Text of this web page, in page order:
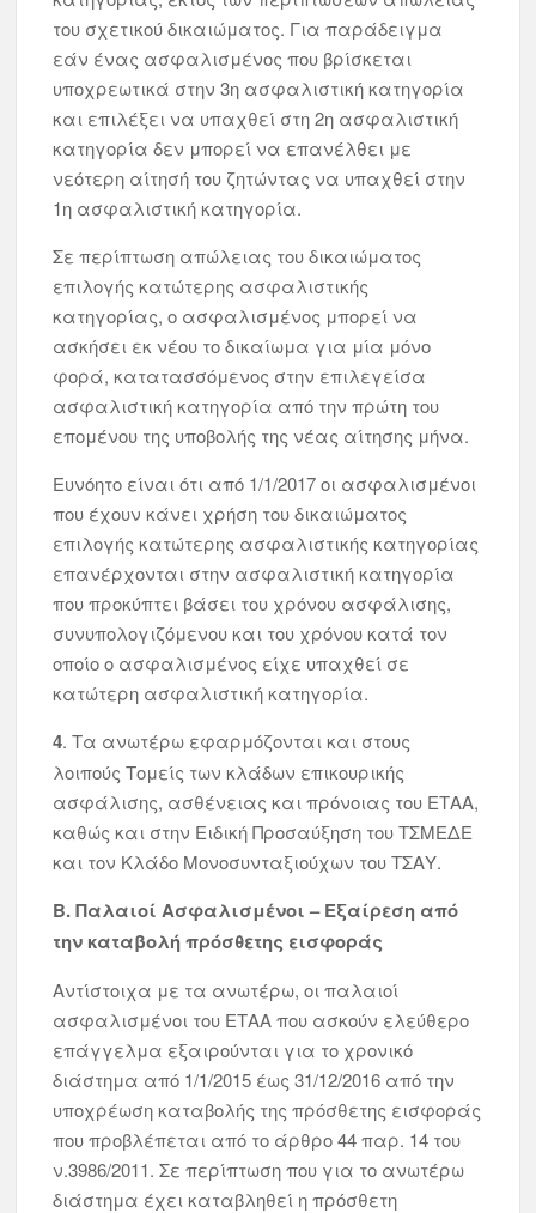
του σχετικού δικαιώματος. Για παράδειγμα
εάν ένας ασφαλισμένος που βρίσκεται
υποχρεωτικά στην 3η ασφαλιστική κατηγορία
και επιλέξει να υπαχθεί στη 2η ασφαλιστική
κατηγορία δεν μπορεί να επανέλθει με
νεότερη αίτησή του ζητώντας να υπαχθεί στην
1η ασφαλιστική κατηγορία.
Σε περίπτωση απώλειας του δικαιώματος
επιλογής κατώτερης ασφαλιστικής
κατηγορίας, ο ασφαλισμένος μπορεί να
ασκήσει εκ νέου το δικαίωμα για μία μόνο
φορά, κατατασσόμενος στην επιλεγείσα
ασφαλιστική κατηγορία από την πρώτη του
επομένου της υποβολής της νέας αίτησης μήνα.
Ευνόητο είναι ότι από 1/1/2017 οι ασφαλισμένοι
που έχουν κάνει χρήση του δικαιώματος
επιλογής κατώτερης ασφαλιστικής κατηγορίας
επανέρχονται στην ασφαλιστική κατηγορία
που προκύπτει βάσει του χρόνου ασφάλισης,
συνυπολογιζόμενου και του χρόνου κατά τον
οποίο ο ασφαλισμένος είχε υπαχθεί σε
κατώτερη ασφαλιστική κατηγορία.
4. Τα ανωτέρω εφαρμόζονται και στους
λοιπούς Τομείς των κλάδων επικουρικής
ασφάλισης, ασθένειας και πρόνοιας του ΕΤΑΑ,
καθώς και στην Ειδική Προσαύξηση του ΤΣΜΕΔΕ
και τον Κλάδο Μονοσυνταξιούχων του ΤΣΑΥ.
Β. Παλαιοί Ασφαλισμένοι – Εξαίρεση από
την καταβολή πρόσθετης εισφοράς
Αντίστοιχα με τα ανωτέρω, οι παλαιοί
ασφαλισμένοι του ΕΤΑΑ που ασκούν ελεύθερο
επάγγελμα εξαιρούνται για το χρονικό
διάστημα από 1/1/2015 έως 31/12/2016 από την
υποχρέωση καταβολής της πρόσθετης εισφοράς
που προβλέπεται από το άρθρο 44 παρ. 14 του
ν.3986/2011. Σε περίπτωση που για το ανωτέρω
διάστημα έχει καταβληθεί η πρόσθετη